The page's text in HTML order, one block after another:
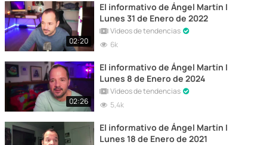
02:20
El informativo de Ángel Martín |
Lunes 31 de Enero de 2022
Vídeos de tendencias
6k
02:26
El informativo de Ángel Martín |
Lunes 8 de Enero de 2024
Vídeos de tendencias
5,4k
El informativo de Ángel Martín |
Lunes 18 de Enero de 2021